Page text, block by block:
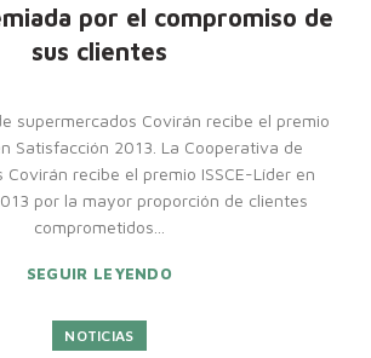
por el compromiso de
sus clientes
supermercados Covirán recibe el premio
Satisfacción 2013. La Cooperativa de
Covirán recibe el premio ISSCE-Líder en
por la mayor proporción de clientes
comprometidos...
SEGUIR LEYENDO
NOTICIAS